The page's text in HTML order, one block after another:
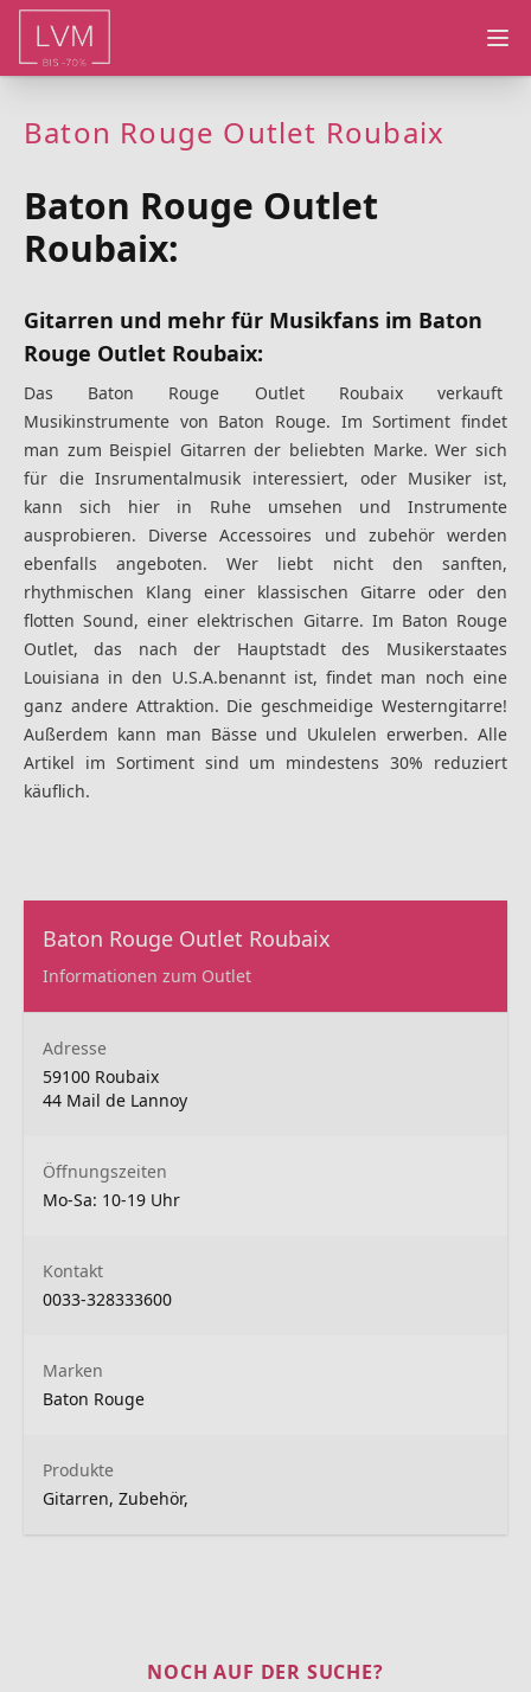
Baton Rouge Outlet Roubaix
Baton Rouge Outlet
Roubaix:
Gitarren und mehr für Musikfans im Baton
Rouge Outlet Roubaix:
Das Baton Rouge Outlet Roubaix verkauft
Musikinstrumente von Baton Rouge. Im Sortiment findet
man zum Beispiel Gitarren der beliebten Marke. Wer sich
für die Insrumentalmusik interessiert, oder Musiker ist,
kann sich hier in Ruhe umsehen und Instrumente
ausprobieren. Diverse Accessoires und zubehör werden
ebenfalls angeboten. Wer liebt nicht den sanften,
rhythmischen Klang einer klassischen Gitarre oder den
flotten Sound, einer elektrischen Gitarre. Im Baton Rouge
Outlet, das nach der Hauptstadt des Musikerstaates
Louisiana in den U.S.A.benannt ist, findet man noch eine
ganz andere Attraktion. Die geschmeidige Westerngitarre!
Außerdem kann man Bässe und Ukulelen erwerben. Alle
Artikel im Sortiment sind um mindestens 30% reduziert
käuflich.
Baton Rouge Outlet Roubaix
Informationen zum Outlet
Adresse
59100 Roubaix
44 Mail de Lannoy
Öffnungszeiten
Mo-Sa: 10-19 Uhr
Kontakt
0033-328333600
Marken
Baton Rouge
Produkte
Gitarren, Zubehör,
NOCH AUF DER SUCHE?